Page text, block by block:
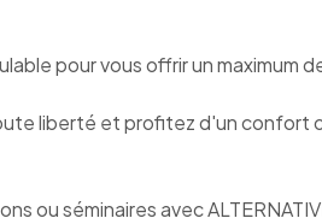
pour vous offrir un maximum
liberté et profitez d'un confort
ou séminaires avec